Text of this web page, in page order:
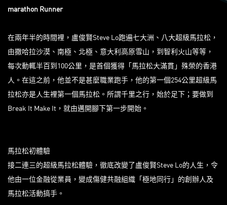
marathon Runner
在兩年半的時間裡，盧俊賢Steve Lo跑遍七大洲、八大超級馬拉松，
由撒哈拉沙漠、南極、北極、意大利高原雪山，到智利火山等等，
每次動輒半百到100公里，是首個獲得「馬拉松大滿貫」殊榮的香港
人。在這之前，他並不是甚麼職業跑手，他的第一個254公里超級馬
拉松亦是人生裡第一個馬拉松。所謂千里之行，始於足下；要做到
Break It Make It，就由邁開腳下第一步開始。
馬拉松初體驗
接二連三的超級馬拉松體驗，徹底改變了盧俊賢Steve Lo的人生，令
他由一位金融從業員，變成傷健共融組織「極地同行」的創辦人及
馬拉松活動搞手。